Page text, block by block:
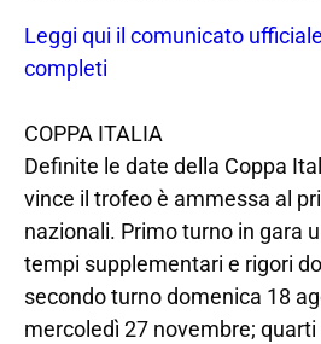
Leggi qui il comunicato
completi
COPPA ITALIA
Definite le date della Coppa
vince il trofeo è ammessa al
nazionali. Primo turno in gara
tempi supplementari e rigori
secondo turno domenica 18
mercoledì 27 novembre;